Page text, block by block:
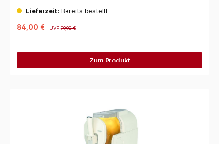
Lieferzeit: Bereits bestellt
84,00 € UVP99,90 €
Zum Produkt